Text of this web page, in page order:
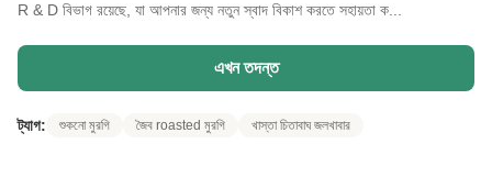
R & D বিভাগ রয়েছে, যা আপনার জন্য নতুন স্বাদ বিকাশ করতে সহায়তা ক...
এখন তদন্ত
ট্যাগ: শুকনো মুরগি জৈব roasted মুরগি খাস্তা চিতাবাঘ জলখাবার